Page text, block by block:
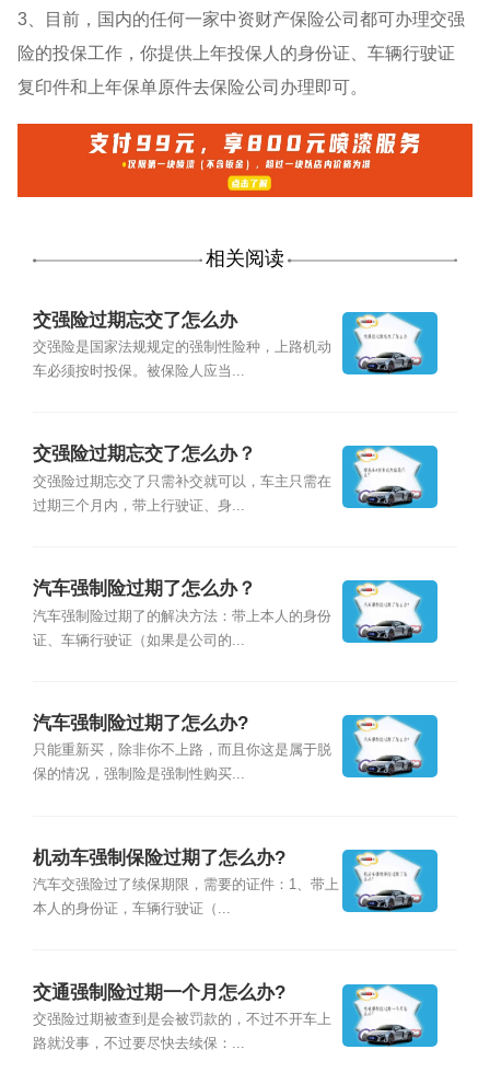
3、目前，国内的任何一家中资财产保险公司都可办理交强
险的投保工作，你提供上年投保人的身份证、车辆行驶证
复印件和上年保单原件去保险公司办理即可。
相关阅读
交强险过期忘交了怎么办
交强险是国家法规规定的强制性险种，上路机动
车必须按时投保。被保险人应当...
交强险过期忘交了怎么办？
交强险过期忘交了只需补交就可以，车主只需在
过期三个月内，带上行驶证、身...
汽车强制险过期了怎么办？
汽车强制险过期了的解决方法：带上本人的身份
证、车辆行驶证（如果是公司的...
汽车强制险过期了怎么办?
只能重新买，除非你不上路，而且你这是属于脱
保的情况，强制险是强制性购买...
机动车强制保险过期了怎么办?
汽车交强险过了续保期限，需要的证件：1、带上
本人的身份证，车辆行驶证（...
交通强制险过期一个月怎么办?
交强险过期被查到是会被罚款的，不过不开车上
路就没事，不过要尽快去续保：...